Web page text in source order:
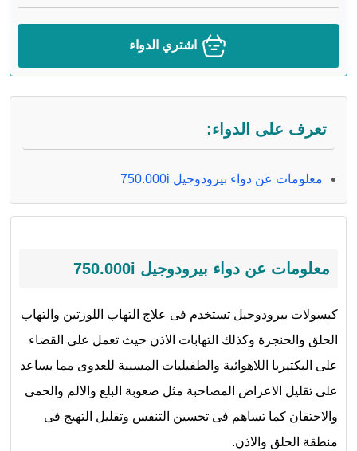
اشتري الدواء
تعرف على الدواء:
معلومات عن دواء بيرودوجيل 750.000i
معلومات عن دواء بيرودوجيل 750.000i
كبسولات بيرودوجيل تستخدم فى علاج التهاب اللوزتين والتهاب
الحلق والحنجرة وكذلك التهابات الاذن حيث تعمل على القضاء
على البكتيريا اللاهوائية والطفيليات المسببة للعدوى مما يساعد
على تقليل الاعراض المصاحبة مثل صعوبة البلع والالم والحمى
والاحتقان كما تساهم فى تحسين التنفس وتقليل التهيج فى
منطقة الحلق والاذن.